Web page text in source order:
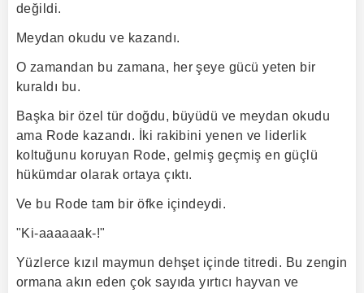
değildi.
Meydan okudu ve kazandı.
O zamandan bu zamana, her şeye gücü yeten bir
kuraldı bu.
Başka bir özel tür doğdu, büyüdü ve meydan okudu
ama Rode kazandı. İki rakibini yenen ve liderlik
koltuğunu koruyan Rode, gelmiş geçmiş en güçlü
hükümdar olarak ortaya çıktı.
Ve bu Rode tam bir öfke içindeydi.
"Ki-aaaaaak-!"
Yüzlerce kızıl maymun dehşet içinde titredi. Bu zengin
ormana akın eden çok sayıda yırtıcı hayvan ve